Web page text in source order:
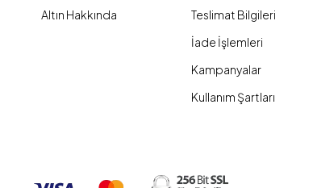
Altın Hakkında
Teslimat Bilgileri
İade İşlemleri
Kampanyalar
Kullanım Şartları